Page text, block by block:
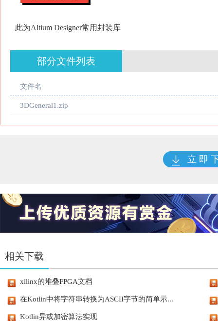
此为Altium Designer常用封装库
部分文件列表
文件名
3DGeneral1.zip
立 即
相关下载
xilinx的堆叠FPGA文档
在Kotlin中将字符串转换为ASCII字节的简单示...
Kotlin异或加密算法实现